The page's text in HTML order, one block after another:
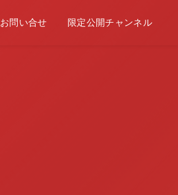
お問い合せ 限定公開チャンネル